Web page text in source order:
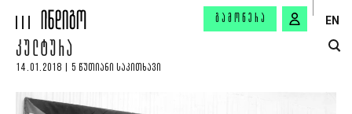
ᲒᲐᲛᲝᲬᲔᲠᲐ EN
ᲙᲣᲚᲢᲣᲠᲐ
14.01.2018 | 5 ᲬᲣᲗᲘᲐᲜᲘ ᲡᲐᲙᲘᲗᲮᲐᲕᲘ